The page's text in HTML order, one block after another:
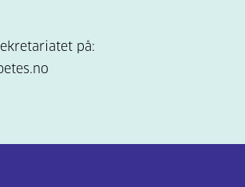
på: